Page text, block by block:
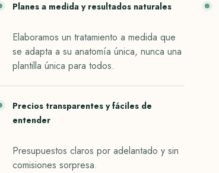
Planes a medida y resultados naturales
Elaboramos un tratamiento a medida que
se adapta a su anatomía única, nunca una
plantilla única para todos.
Precios transparentes y fáciles de
entender
Presupuestos claros por adelantado y sin
comisiones sorpresa.